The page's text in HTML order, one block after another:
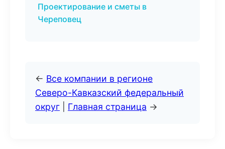
Проектирование и сметы в
Череповец
← Все компании в регионе
Северо-Кавказский федеральный
округ
Главная страница →